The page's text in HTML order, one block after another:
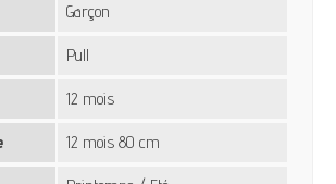
Garçon
Pull
12 mois
12 mois 80 cm